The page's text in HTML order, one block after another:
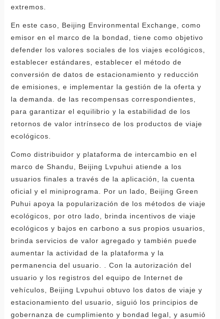
extremos.
En este caso, Beijing Environmental Exchange, como
emisor en el marco de la bondad, tiene como objetivo
defender los valores sociales de los viajes ecológicos,
establecer estándares, establecer el método de
conversión de datos de estacionamiento y reducción
de emisiones, e implementar la gestión de la oferta y
la demanda. de las recompensas correspondientes,
para garantizar el equilibrio y la estabilidad de los
retornos de valor intrínseco de los productos de viaje
ecológicos.
Como distribuidor y plataforma de intercambio en el
marco de Shandu, Beijing Lvpuhui atiende a los
usuarios finales a través de la aplicación, la cuenta
oficial y el miniprograma. Por un lado, Beijing Green
Puhui apoya la popularización de los métodos de viaje
ecológicos, por otro lado, brinda incentivos de viaje
ecológicos y bajos en carbono a sus propios usuarios,
brinda servicios de valor agregado y también puede
aumentar la actividad de la plataforma y la
permanencia del usuario. . Con la autorización del
usuario y los registros del equipo de Internet de
vehículos, Beijing Lvpuhui obtuvo los datos de viaje y
estacionamiento del usuario, siguió los principios de
gobernanza de cumplimiento y bondad legal, y asumió